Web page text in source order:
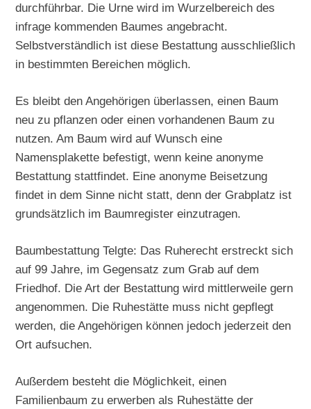
durchführbar. Die Urne wird im Wurzelbereich des
infrage kommenden Baumes angebracht.
Selbstverständlich ist diese Bestattung ausschließlich
in bestimmten Bereichen möglich.
Es bleibt den Angehörigen überlassen, einen Baum
neu zu pflanzen oder einen vorhandenen Baum zu
nutzen. Am Baum wird auf Wunsch eine
Namensplakette befestigt, wenn keine anonyme
Bestattung stattfindet. Eine anonyme Beisetzung
findet in dem Sinne nicht statt, denn der Grabplatz ist
grundsätzlich im Baumregister einzutragen.
Baumbestattung Telgte: Das Ruherecht erstreckt sich
auf 99 Jahre, im Gegensatz zum Grab auf dem
Friedhof. Die Art der Bestattung wird mittlerweile gern
angenommen. Die Ruhestätte muss nicht gepflegt
werden, die Angehörigen können jedoch jederzeit den
Ort aufsuchen.
Außerdem besteht die Möglichkeit, einen
Familienbaum zu erwerben als Ruhestätte der